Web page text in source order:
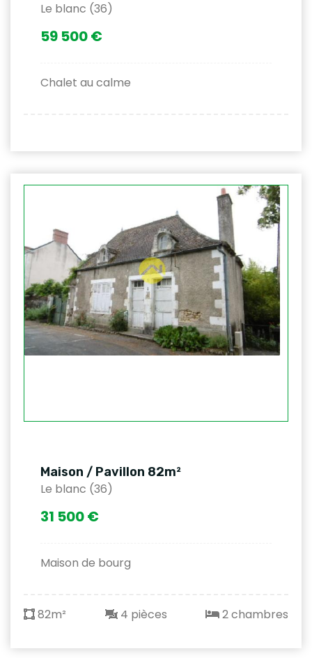
Le blanc (36)
59 500 €
Chalet au calme
Maison / Pavillon 82m²
Le blanc (36)
31 500 €
Maison de bourg
82m² 4 pièces 2 chambres